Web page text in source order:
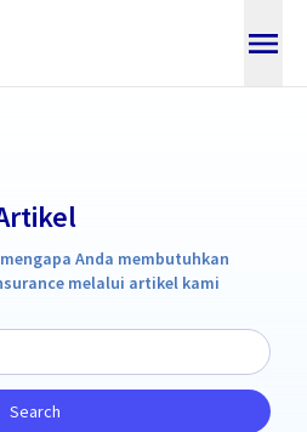
Anda membutuhkan
melalui artikel kami
Search